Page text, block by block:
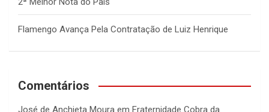
Flamengo Avança Pela Contratação de Luiz Henrique
Comentários
José de Anchieta Moura em Fraternidade Cobra da